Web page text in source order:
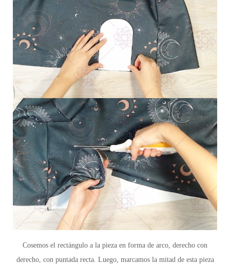
Cosemos el rectángulo a la pieza en forma de arco, derecho con
derecho, con puntada recta. Luego, marcamos la mitad de esta pieza